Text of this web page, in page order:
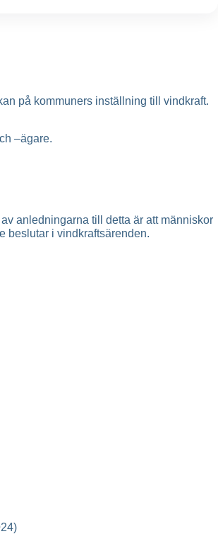
på kommuners inställning till vindkraft.
–ägare.
anledningarna till detta är att människor
beslutar i vindkraftsärenden.